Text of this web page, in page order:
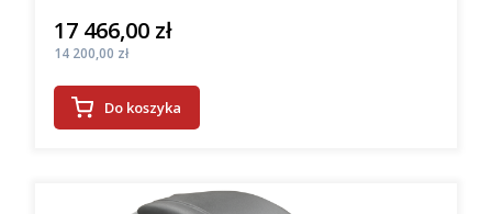
Cena
17 466,00 zł
Cena
14 200,00 zł
Do koszyka